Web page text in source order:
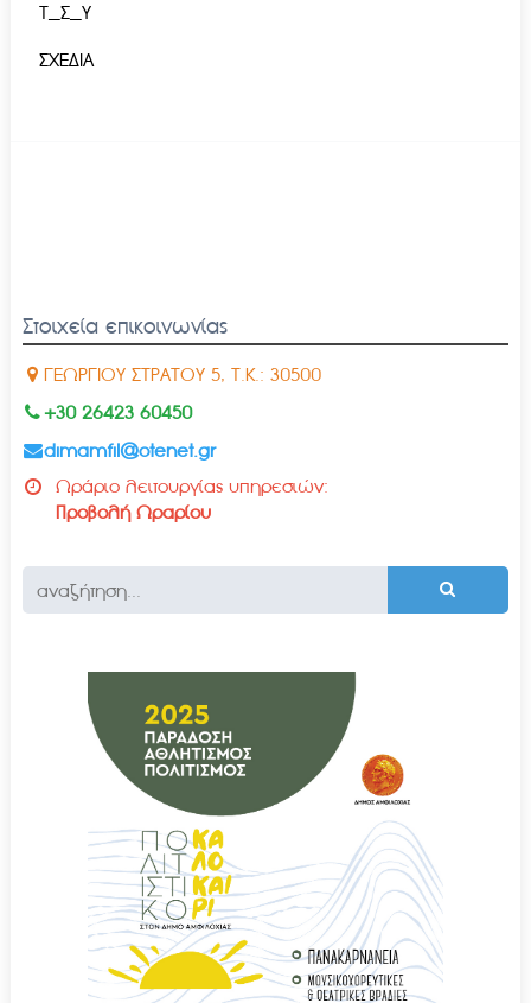
Τ_Σ_Υ
ΣΧΕΔΙΑ
Στοιχεία επικοινωνίας
ΓΕΩΡΓΙΟΥ ΣΤΡΑΤΟΥ 5, Τ.Κ.: 30500
+30 26423 60450
dimamfil@otenet.gr
Ωράριο λειτουργίας υπηρεσιών:
Προβολή Ωραρίου